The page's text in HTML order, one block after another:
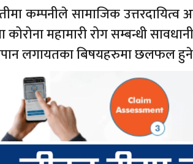
कम्पनीले सामाजिक उत्तरदायित्व
महामारी रोग सम्बन्धी
लगायतका बिषयहरुमा छलफल